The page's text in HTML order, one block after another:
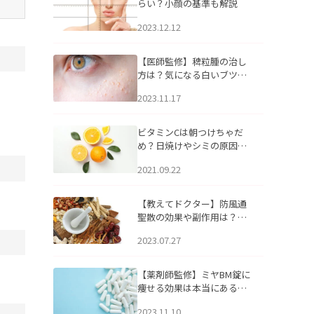
らい？小顔の基準も解説
2023.12.12
【医師監修】稗粒腫の治し
方は？気になる白いブツブ
アについて
2023.11.17
ビタミンCは朝つけちゃだ
め？日焼けやシミの原因に
2021.09.22
【教えてドクター】防風通
聖散の効果や副作用は？長
2023.07.27
【薬剤師監修】ミヤBM錠に
痩せる効果は本当にある